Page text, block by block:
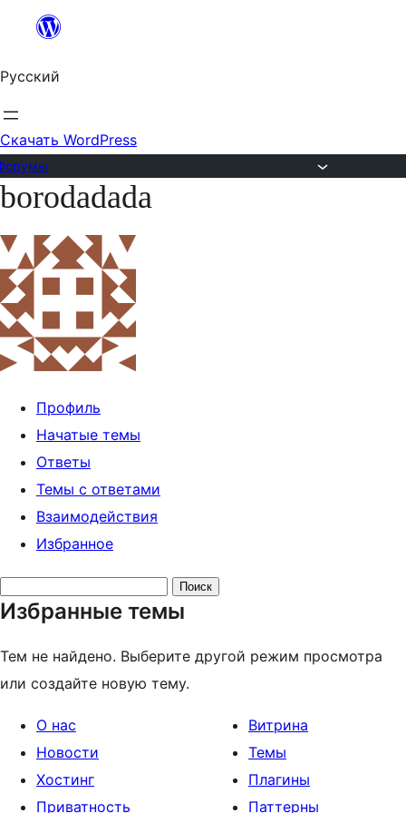
Перейти
содержимому
Русский
Скачать WordPress
Перейти
содержимому
borodadada
Профиль
Начатые темы
Ответы
Темы с ответами
Взаимодействия
Избранное
тем:
Избранные темы
Тем не найдено. Выберите другой режим просмотра
или создайте новую тему.
О нас
Новости
Хостинг
Приватность
Витрина
Темы
Плагины
Паттерны